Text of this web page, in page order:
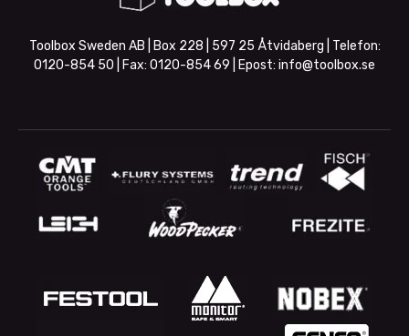
Toolbox Sweden AB | Box 228 | 597 25 Åtvidaberg | Telefon:
0120-854 50 | Fax: 0120-854 69 | Epost: info@toolbox.se